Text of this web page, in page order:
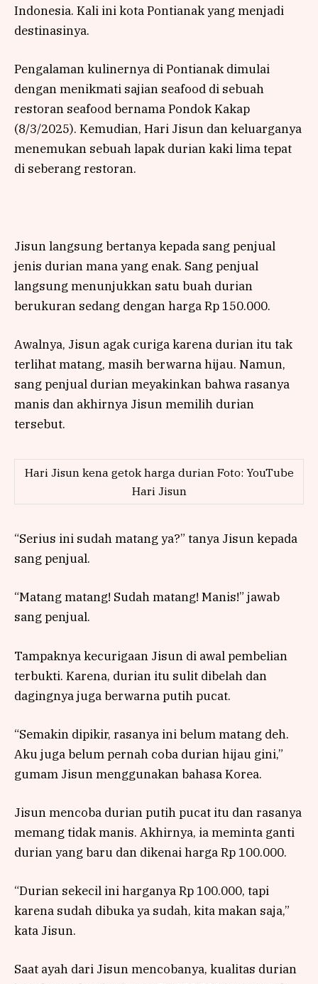
Indonesia. Kali ini kota Pontianak yang menjadi
destinasinya.
Pengalaman kulinernya di Pontianak dimulai
dengan menikmati sajian seafood di sebuah
restoran seafood bernama Pondok Kakap
(8/3/2025). Kemudian, Hari Jisun dan keluarganya
menemukan sebuah lapak durian kaki lima tepat
di seberang restoran.
Jisun langsung bertanya kepada sang penjual
jenis durian mana yang enak. Sang penjual
langsung menunjukkan satu buah durian
berukuran sedang dengan harga Rp 150.000.
Awalnya, Jisun agak curiga karena durian itu tak
terlihat matang, masih berwarna hijau. Namun,
sang penjual durian meyakinkan bahwa rasanya
manis dan akhirnya Jisun memilih durian
tersebut.
Hari Jisun kena getok harga durian Foto: YouTube
Hari Jisun
“Serius ini sudah matang ya?” tanya Jisun kepada
sang penjual.
“Matang matang! Sudah matang! Manis!” jawab
sang penjual.
Tampaknya kecurigaan Jisun di awal pembelian
terbukti. Karena, durian itu sulit dibelah dan
dagingnya juga berwarna putih pucat.
“Semakin dipikir, rasanya ini belum matang deh.
Aku juga belum pernah coba durian hijau gini,”
gumam Jisun menggunakan bahasa Korea.
Jisun mencoba durian putih pucat itu dan rasanya
memang tidak manis. Akhirnya, ia meminta ganti
durian yang baru dan dikenai harga Rp 100.000.
“Durian sekecil ini harganya Rp 100.000, tapi
karena sudah dibuka ya sudah, kita makan saja,”
kata Jisun.
Saat ayah dari Jisun mencobanya, kualitas durian